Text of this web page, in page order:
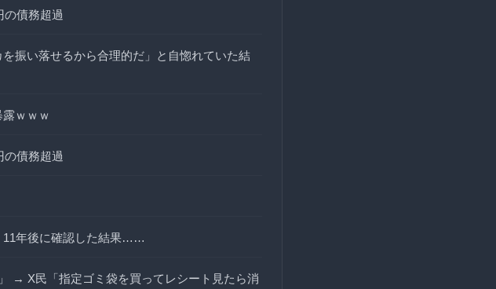
債務超過
振い落せるから合理的だ」と自惚れていた結
ｗｗｗ
債務超過
11年後に確認した結果……
→ X民「指定ゴミ袋を買ってレシート見たら消